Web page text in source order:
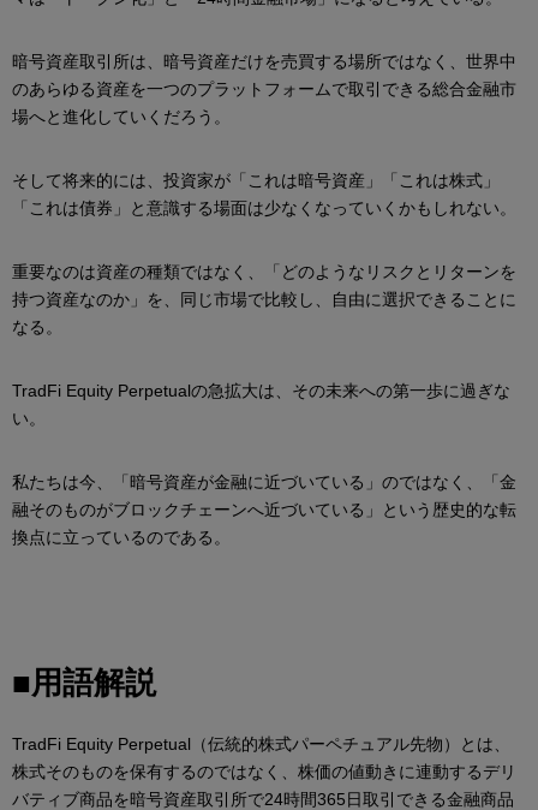
暗号資産取引所は、暗号資産だけを売買する場所ではなく、世界中
のあらゆる資産を一つのプラットフォームで取引できる総合金融市
場へと進化していくだろう。
そして将来的には、投資家が「これは暗号資産」「これは株式」
「これは債券」と意識する場面は少なくなっていくかもしれない。
重要なのは資産の種類ではなく、「どのようなリスクとリターンを
持つ資産なのか」を、同じ市場で比較し、自由に選択できることに
なる。
TradFi Equity Perpetualの急拡大は、その未来への第一歩に過ぎな
い。
私たちは今、「暗号資産が金融に近づいている」のではなく、「金
融そのものがブロックチェーンへ近づいている」という歴史的な転
換点に立っているのである。
■用語解説
TradFi Equity Perpetual（伝統的株式パーペチュアル先物）とは、
株式そのものを保有するのではなく、株価の値動きに連動するデリ
バティブ商品を暗号資産取引所で24時間365日取引できる金融商品